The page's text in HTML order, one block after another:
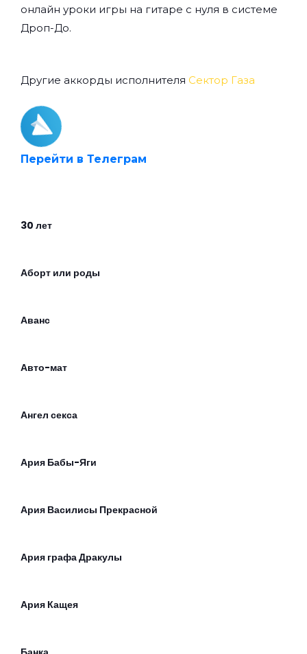
онлайн уроки игры на гитаре с нуля в системе
Дроп-До.
Другие аккорды исполнителя Сектор Газа
Перейти в Телеграм
30 лет
Аборт или роды
Аванс
Авто-мат
Ангел секса
Ария Бабы-Яги
Ария Василисы Прекрасной
Ария графа Дракулы
Ария Кащея